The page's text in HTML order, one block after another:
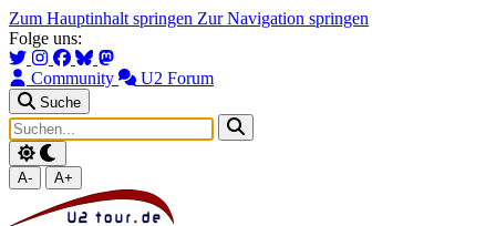
Zum Hauptinhalt springen Zur Navigation springen
Folge uns:
Community U2 Forum
Suche
A- A+